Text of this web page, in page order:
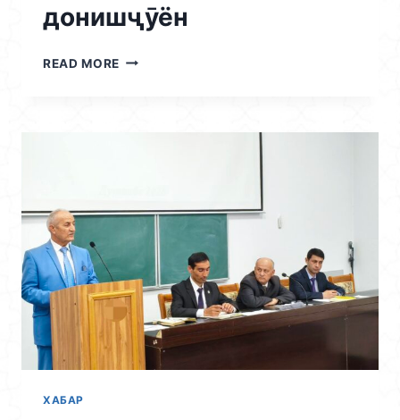
донишҷӯён
READ MORE 30.04.2026
УНВОНИ
«МОҲИЯТИ
ТАҲАММУЛПАЗИРИИ
МАЗҲАБИ
ҲАНАФӢ»
БО
ИШТИРОКИ
ДОИРАИ
ВАСЕИ
ХАБАР